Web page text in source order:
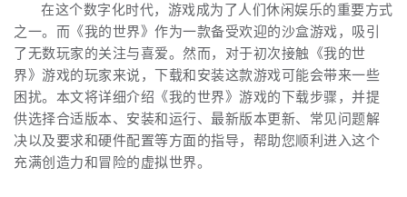
在这个数字化时代，游戏成为了人们休闲娱乐的重要方式
之一。而《我的世界》作为一款备受欢迎的沙盒游戏，吸引
了无数玩家的关注与喜爱。然而，对于初次接触《我的世
界》游戏的玩家来说，下载和安装这款游戏可能会带来一些
困扰。本文将详细介绍《我的世界》游戏的下载步骤，并提
供选择合适版本、安装和运行、最新版本更新、常见问题解
决以及要求和硬件配置等方面的指导，帮助您顺利进入这个
充满创造力和冒险的虚拟世界。